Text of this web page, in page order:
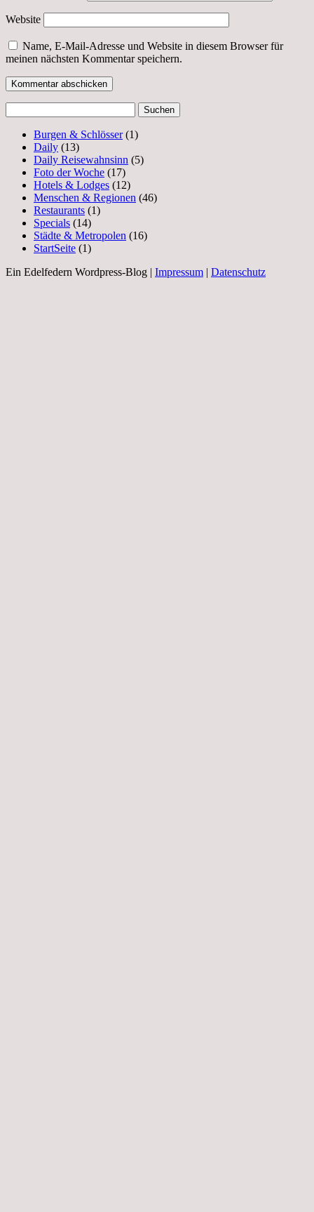
Website
Name, E-Mail-Adresse und Website in diesem Browser für
meinen nächsten Kommentar speichern.
nach:
Burgen & Schlösser(1)
Daily (13)
Daily Reisewahnsinn (5)
Foto der Woche (17)
Hotels & Lodges (12)
Menschen & Regionen (46)
Restaurants (1)
Specials (14)
Städte & Metropolen (16)
StartSeite (1)
Ein Edelfedern Wordpress-Blog | Impressum | Datenschutz